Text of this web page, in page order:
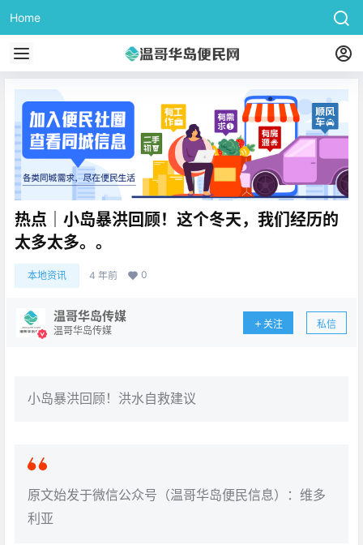
Home
热点｜小岛暴洪回顾！这个冬天，我们经历的
太多太多。。
本地资讯 4 年前 0
温哥华岛传媒
温哥华岛传媒
关注 私信
小岛暴洪回顾！洪水自救建议
原文始发于微信公众号（温哥华岛便民信息）：维多
利亚